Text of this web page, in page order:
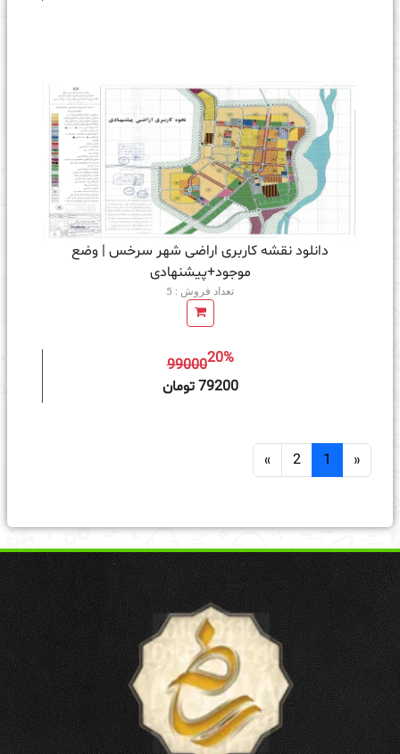
دانلود نقشه کاربری اراضی شهر سرخس | وضع
موجود+پیشنهادی
تعداد فروش : 5
9900020%
79200 تومان
«
1
2
»